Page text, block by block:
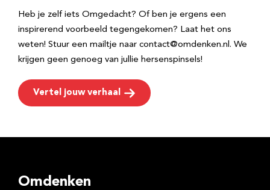
Heb je zelf iets Omgedacht? Of ben je ergens een
inspirerend voorbeeld tegengekomen? Laat het ons
weten! Stuur een mailtje naar contact@omdenken.nl. We
krijgen geen genoeg van jullie hersenspinsels!
Vertel jouw verhaal
Omdenken